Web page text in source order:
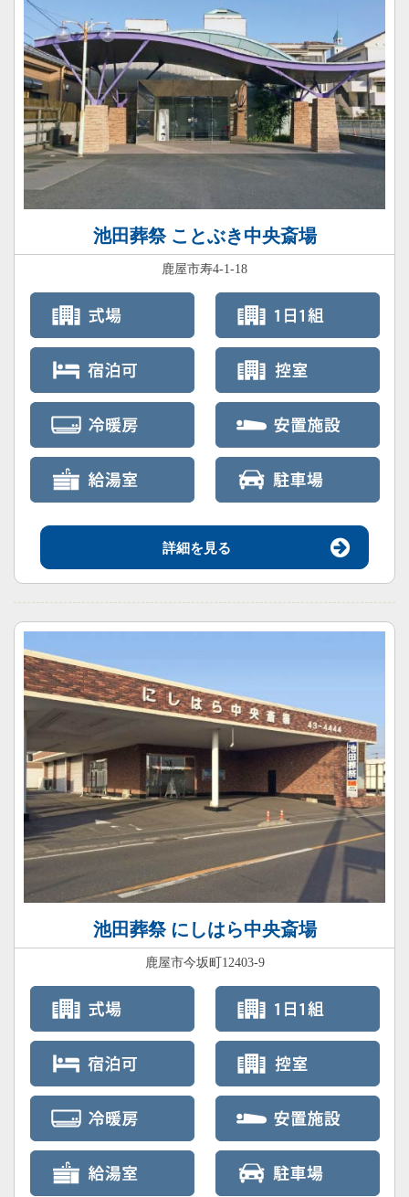
池田葬祭 ことぶき中央斎場
鹿屋市寿4-1-18
詳細を見る
池田葬祭 にしはら中央斎場
鹿屋市今坂町12403-9